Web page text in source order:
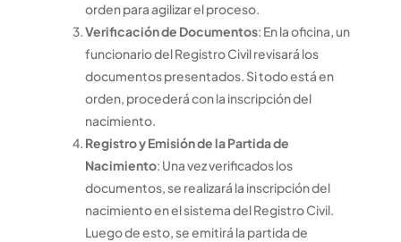
orden para agilizar el proceso.
Verificación de Documentos: En la oficina, un
funcionario del Registro Civil revisará los
documentos presentados. Si todo está en
orden, procederá con la inscripción del
nacimiento.
Registro y Emisión de la Partida de
Nacimiento: Una vez verificados los
documentos, se realizará la inscripción del
nacimiento en el sistema del Registro Civil.
Luego de esto, se emitirá la partida de